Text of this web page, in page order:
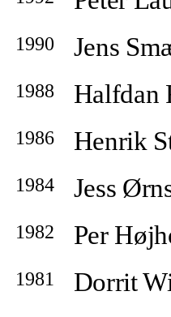
1990 Jens
1988 Halfdan
1986 Henrik
1984 Jess
1982 Per
1981 Dorrit